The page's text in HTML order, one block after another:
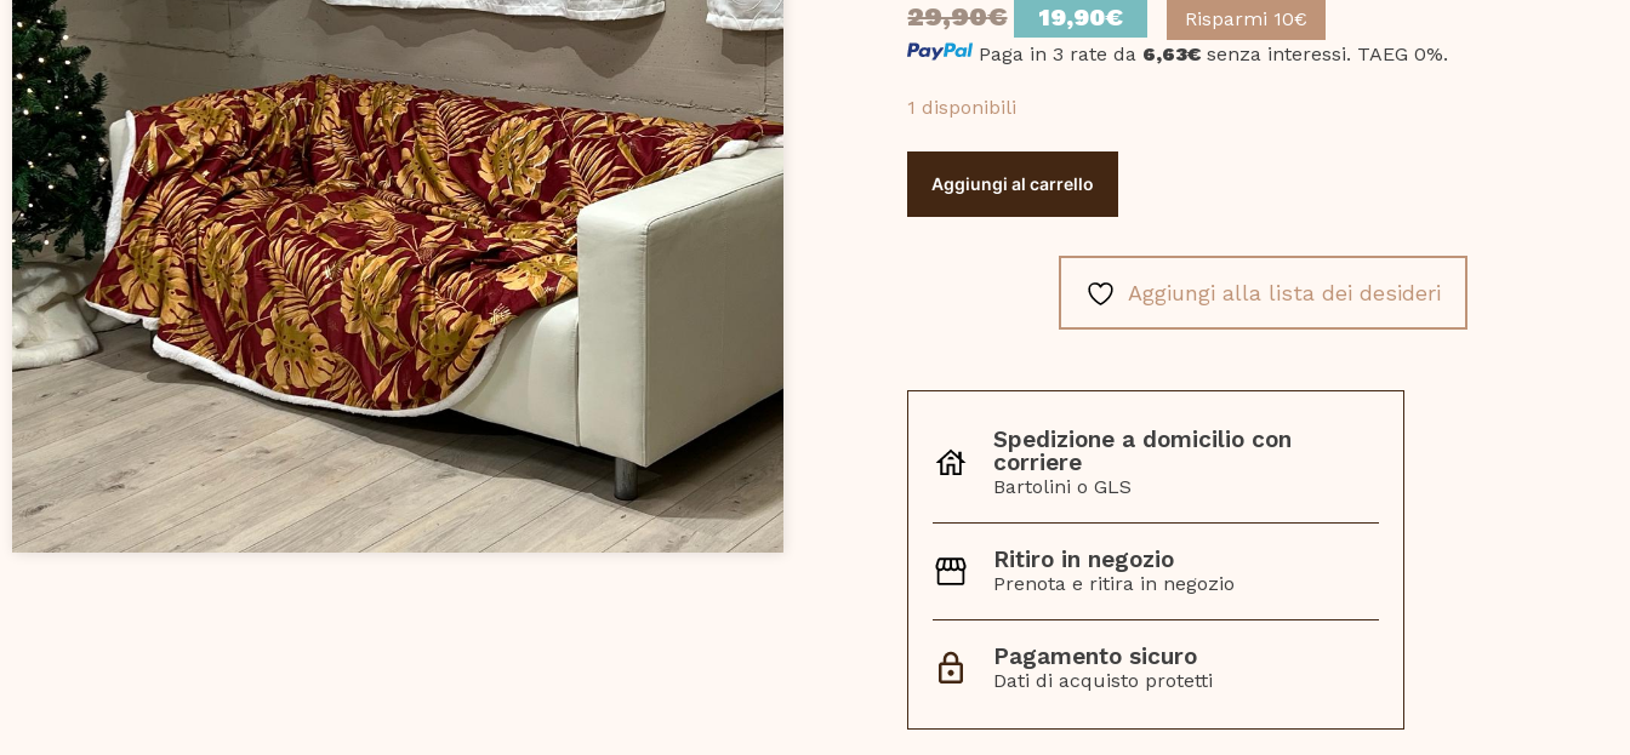
29,90€
prezzo
originale
29,90€.
19,90€
prezzo
Risparmi 10€
Paga in 3 rate da 6,63€ senza interessi. TAEG 0%.
1 disponibili
matrimoniale
"Gold
Aggiungi al carrello
Aggiungi alla lista dei desideri
Spedizione a domicilio con
corriere
Bartolini o GLS
Ritiro in negozio
Prenota e ritira in negozio
Pagamento sicuro
Dati di acquisto protetti